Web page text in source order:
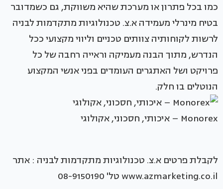
כמו בכל פתרון או מערכת שהיא משווקת, גם כשמדובר
בטיח מינרלי מעמידה א.צ. טכנולוגיות מתקדמות לבניה
לרשות לקוחותיה צוותים טכניים וליווי מקצועי ככל
הנדרש, מתוך הבנה מעמיקה וראייה רחבה של כל
פרויקט ושל האתגרים העומדים בפני אנשי המקצוע
הנוטלים בו חלק.
Monorex – איכותי, חסכוני, אקולוגי
לקבלת פרטים א.צ. טכנולוגיות מתקדמות לבניה : אתר
www.azmarketing.co.il טל' 08-9150190